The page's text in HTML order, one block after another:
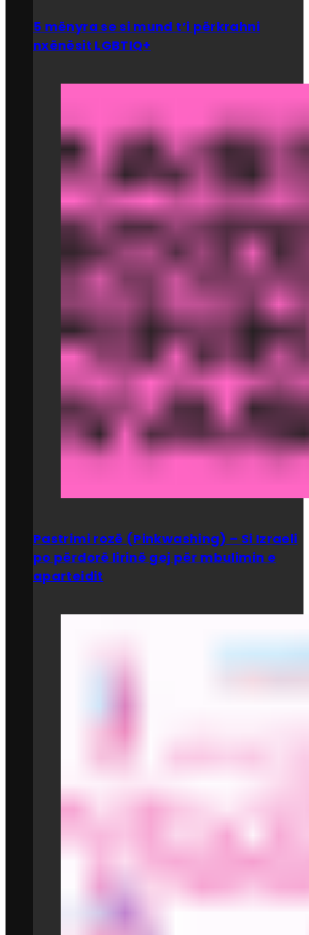
5 mënyra se si mund t’i përkrahni
nxënësit LGBTIQ+
Pastrimi rozë (Pinkwashing) – Si Izraeli
po përdorë lirinë gej për mbulimin e
aparteidit